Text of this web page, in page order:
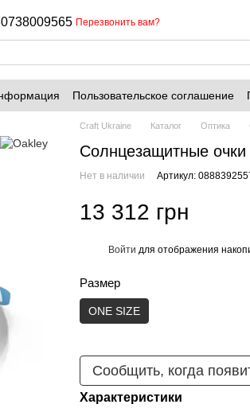
Перезвонить вам?
Пользовательское соглашение
Craft Ukraine Каталог Оптика
Солнцезащитные
Нет в наличии Артикул:
13 312 грн
Войти для отображения
Размер
ONE SIZE
Сообщить, когда
Характеристики